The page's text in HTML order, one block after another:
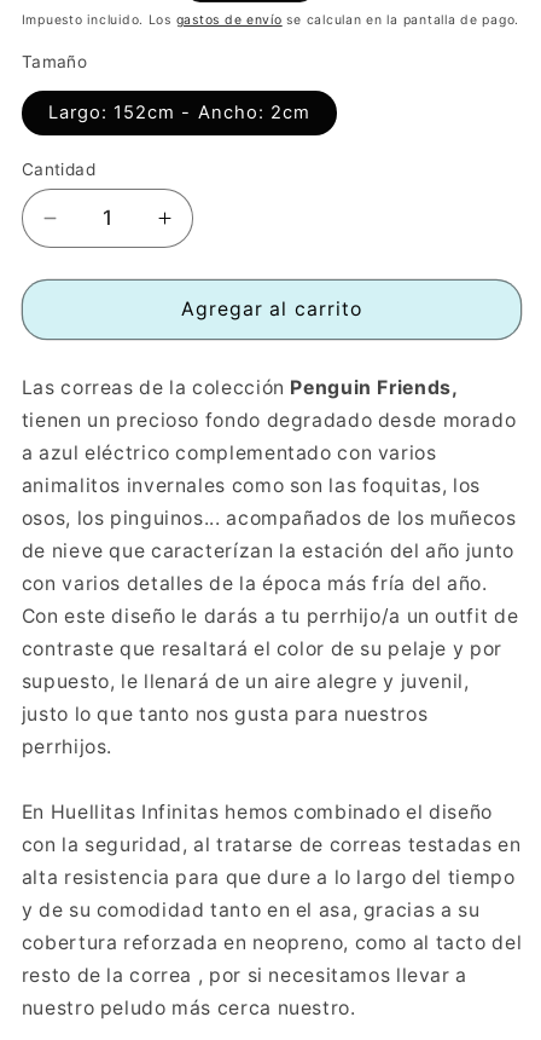
habitualde
Impuesto incluido. Los gastos de envío se calculan en la pantalla de pago.
Tamaño
Largo: 152cm - Ancho: 2cm
Cantidad
Reducir
cantidad
para
estampada
Friends
Aumentar
cantidad
para
Correa
estampada
Friends
Agregar al carrito
Las correas de la colección Penguin Friends,
tienen un precioso fondo degradado desde morado
a azul eléctrico complementado con varios
animalitos invernales como son las foquitas, los
osos, los pinguinos... acompañados de los muñecos
de nieve que caracterízan la estación del año junto
con varios detalles de la época más fría del año.
Con este diseño le darás a tu perrhijo/a un outfit de
contraste que resaltará el color de su pelaje y por
supuesto, le llenará de un aire alegre y juvenil,
justo lo que tanto nos gusta para nuestros
perrhijos.
En Huellitas Infinitas hemos combinado el diseño
con la seguridad, al tratarse de correas testadas en
alta resistencia para que dure a lo largo del tiempo
y de su comodidad tanto en el asa, gracias a su
cobertura reforzada en neopreno, como al tacto del
resto de la correa , por si necesitamos llevar a
nuestro peludo más cerca nuestro.